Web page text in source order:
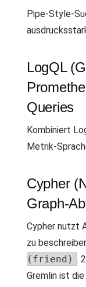
Pipe-Style-
LogQL
Queries
Kombiniert
Metrik-
Cypher
Graph-
Cypher nutzt
zu
(friend) .
Gremlin ist